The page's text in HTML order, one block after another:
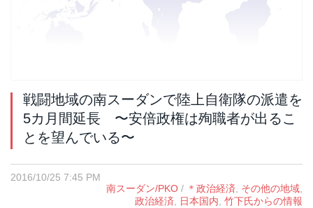
戦闘地域の南スーダンで陸上自衛隊の派遣を
5カ月間延長 〜安倍政権は殉職者が出るこ
とを望んでいる〜
2016/10/25 7:45 PM
南スーダン/PKO / ＊政治経済, その他の地域,
政治経済, 日本国内, 竹下氏からの情報